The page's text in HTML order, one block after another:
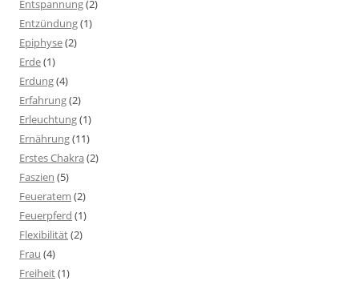
Entspannung(2)
Entzündung(1)
Epiphyse(2)
Erde(1)
Erdung(4)
Erfahrung(2)
Erleuchtung(1)
Ernährung(11)
Erstes Chakra(2)
Faszien (5)
Feueratem (2)
Feuerpferd (1)
Flexibilität(2)
Frau (4)
Freiheit(1)